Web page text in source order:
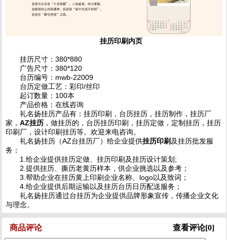
挂历印刷内页
挂历尺寸：380*880
广告尺寸：380*120
台历编号：mwb-22009
台历定做工艺：彩印/丝印
起订数量：100本
产品价格：在线咨询
礼名扬挂历产品有：挂历印刷，台历挂历，挂历制作，挂历厂
家， AZ挂历，做挂历的，台历挂历印刷，挂历定做，定制挂历，挂历
印刷厂，设计印刷挂历等。欢迎来电咨询。
礼名扬挂历（AZ台挂历厂）给企业提供挂历印刷及挂历批发服
务：
1.给企业提供挂历定做、挂历印刷及挂历设计策划;
2.提供挂历、撕历老黄历样本，供企业挑选以及参考；
3.帮助企业在挂历黄上印刷企业名称、logo以及致词；
4.给企业提供后期运输以及挂历台历日历配送服务；
礼名扬挂历通过台挂历为企业提供品牌形象宣传，传播企业文化
与理念。
查看评论[0]
商品评论